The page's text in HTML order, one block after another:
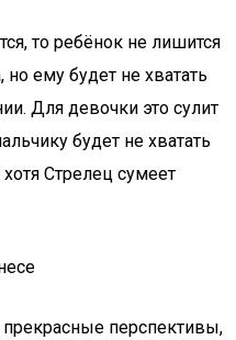
то ребёнок не лишится
ему будет не хватать
Для девочки это сулит
будет не хватать
Стрелец сумеет
перспективы,